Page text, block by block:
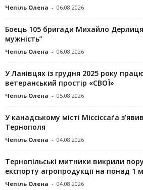
Чепіль Олена - 06.08.2026
Боєць 105 бригади Михайло
мужність”
Чепіль Олена - 06.08.2026
У Ланівцях із грудня 2025 року
ветеранський простір «СВОЇ»
Чепіль Олена - 05.08.2026
У канадському місті Міссіссаґа
Тернополя
Чепіль Олена - 04.08.2026
Тернопільські митники викрили
експорту агропродукції на понад 1
Чепіль Олена - 04.08.2026